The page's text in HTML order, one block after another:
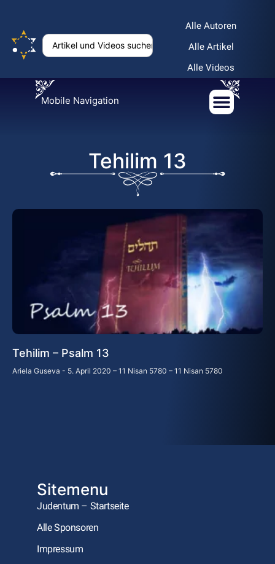
Alle Autoren
Alle Artikel
Alle Videos
Mobile Navigation
Tehilim 13
Tehilim – Psalm 13
Ariela Guseva 5. April 2020 – 11 Nisan 5780 – 11 Nisan 5780
Sitemenu
Judentum – Startseite
Alle Sponsoren
Impressum